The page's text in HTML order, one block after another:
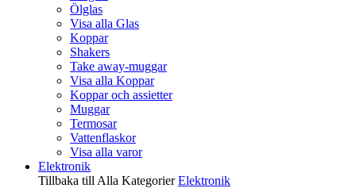
Ölglas
Visa alla Glas
Koppar
Shakers
Take away-muggar
Visa alla Koppar
Koppar och assietter
Muggar
Termosar
Vattenflaskor
Visa alla varor
Elektronik
Tillbaka till Alla Kategorier Elektronik